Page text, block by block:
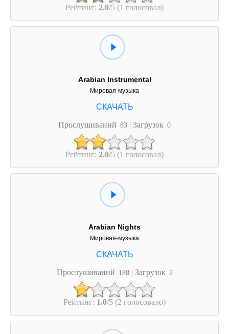
Рейтинг: 2.0/5 (1 голосовал)
Arabian Instrumental
Мировая-музыка
Прослушиваний 83 | Загрузок 0
Рейтинг: 2.0/5 (1 голосовал)
Arabian Nights
Мировая-музыка
Прослушиваний 188 | Загрузок 2
Рейтинг: 1.0/5 (2 голосовало)